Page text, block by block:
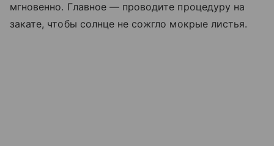
мгновенно. Главное — проводите процедуру на
закате, чтобы солнце не сожгло мокрые листья.